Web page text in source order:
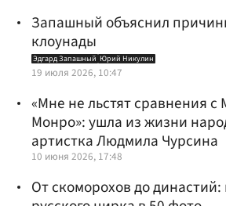
Запашный объяснил
клоунады
Эдгард Запашный Юрий Никулин
19 июля 2026, 10:47
«Мне не льстят сравнения
Монро»: ушла из жизни
артистка Людмила Чурсина
10 июня 2026, 17:48
От скоморохов до династий: